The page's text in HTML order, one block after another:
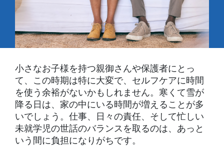
小さなお子様を持つ親御さんや保護者にとっ
て、この時期は特に大変で、セルフケアに時間
を使う余裕がないかもしれません。寒くて雪が
降る日は、家の中にいる時間が増えることが多
いでしょう。仕事、日々の責任、そして忙しい
未就学児の世話のバランスを取るのは、あっと
いう間に負担になりがちです。